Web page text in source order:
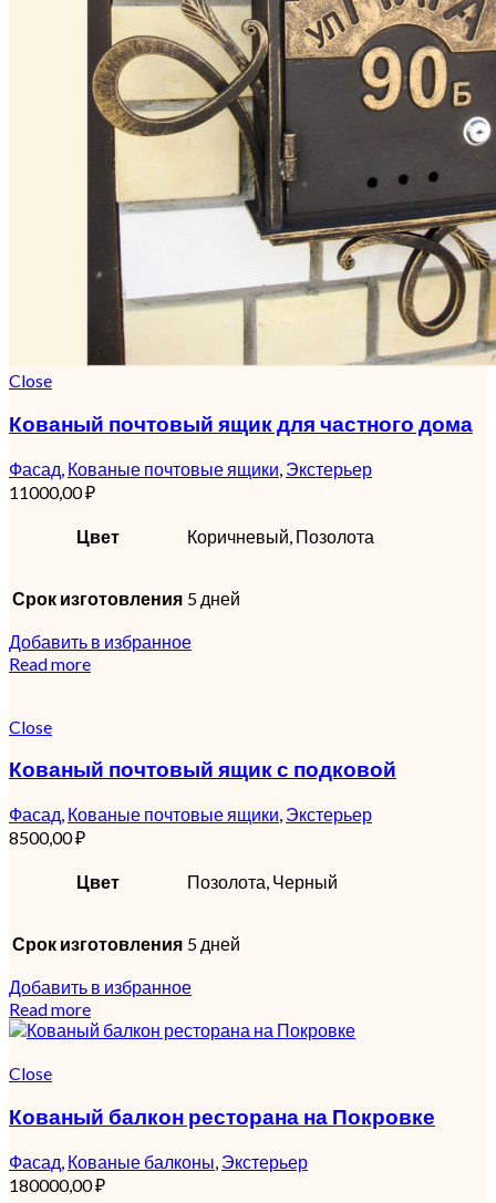
Close
Кованый почтовый ящик для частного дома
Фасад Кованые почтовые ящики Экстерьер
11000,00₽
Цвет Коричневый, Позолота
Срок изготовления 5 дней
Добавить в избранное
Read more
Close
Кованый почтовый ящик с подковой
Фасад, Кованые почтовые ящики, Экстерьер
8500,00₽
Цвет Позолота, Черный
Срок изготовления 5 дней
Добавить в избранное
Read more
Close
Кованый балкон ресторана на Покровке
Фасад Кованые балконы Экстерьер
180000,00₽